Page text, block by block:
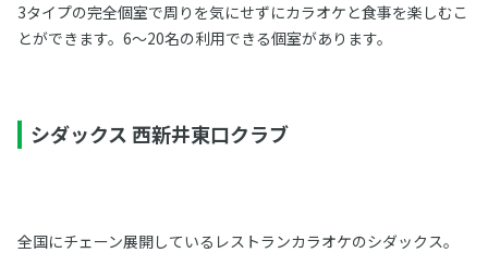
3タイプの完全個室で周りを気にせずにカラオケと食事を楽しむこ
とができます。6～20名の利用できる個室があります。
シダックス 西新井東口クラブ
全国にチェーン展開しているレストランカラオケのシダックス。